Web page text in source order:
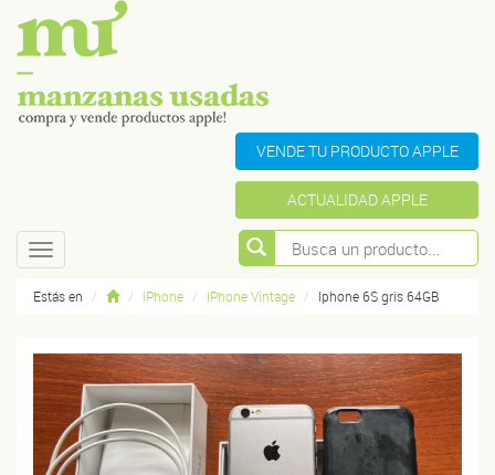
VENDE TU PRODUCTO APPLE
ACTUALIDAD APPLE
Toggle
navigation
Estás en iPhone iPhone Vintage Iphone 6S gris 64GB